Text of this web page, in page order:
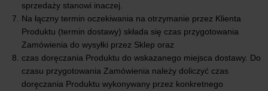
sprzedaży stanowi inaczej.
Na łączny termin oczekiwania na otrzymanie przez Klienta
Produktu (termin dostawy) składa się czas przygotowania
Zamówienia do wysyłki przez Sklep oraz
czas doręczania Produktu do wskazanego miejsca dostawy. Do
czasu przygotowania Zamówienia należy doliczyć czas
doręczania Produktu wykonywany przez konkretnego